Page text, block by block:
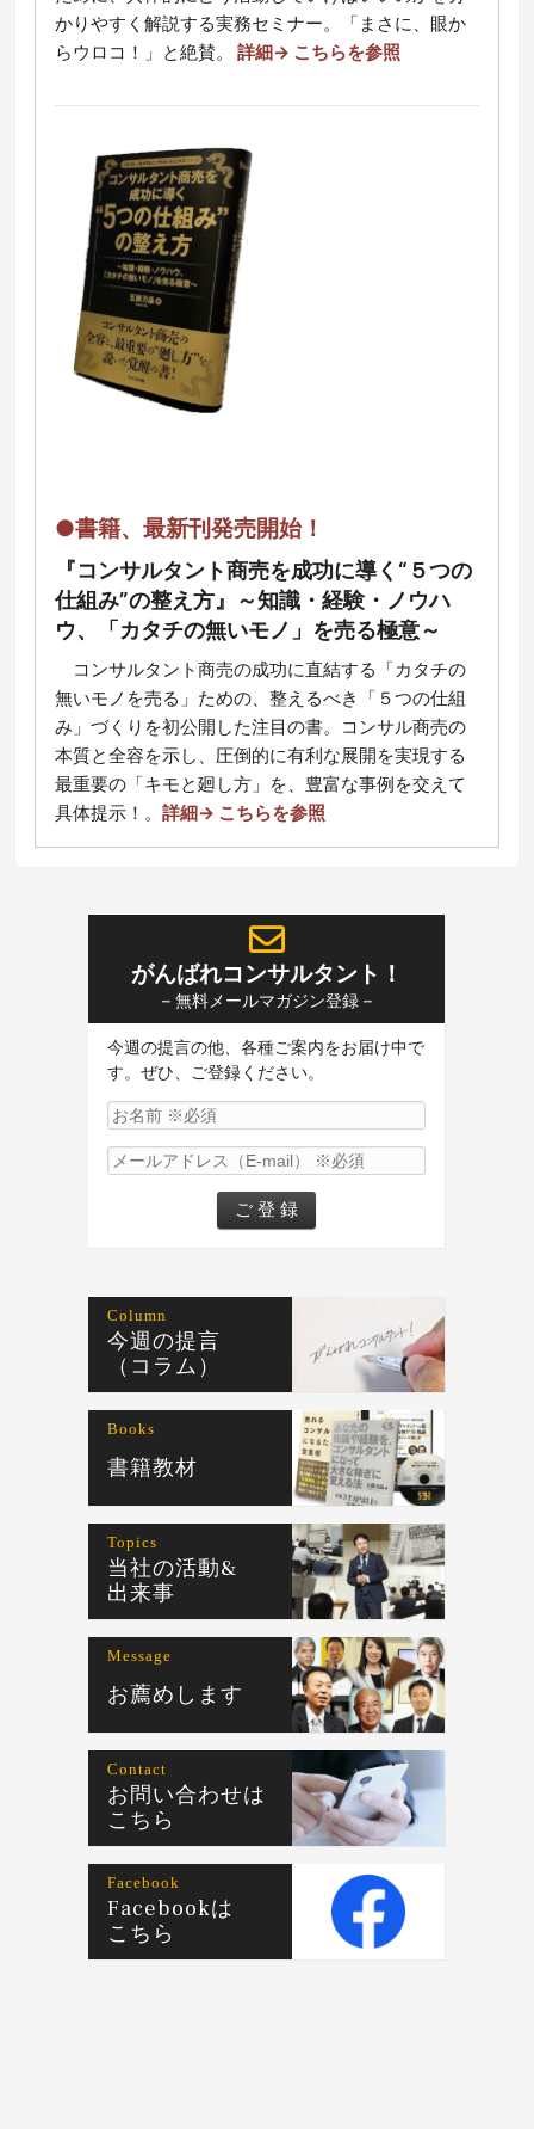
かりやすく解説する実務セミナー。「まさに、眼か
らウロコ！」と絶賛。
詳細→ こちらを参照
●書籍、最新刊発売開始！
『コンサルタント商売を成功に導く“５つの
仕組み”の整え方』～知識・経験・ノウハ
ウ、「カタチの無いモノ」を売る極意～
コ ンサルタント商売の成功に直結する「カタチの
無いモノを売る」ための、整えるべき「５つの仕組
み」づくりを初公開した注目の書。コンサル商売の
本質と全容を示し、圧倒的に有利な展開を実現する
最重要の「キモと廻し方」を、豊富な事例を交えて
具体提示！ 。詳細→ こちらを参照
がんばれコンサルタント！
– 無料メールマガジン登録 –
今週の提言の他、各種ご案内をお届け中で
す。ぜひ、ご登録ください。
Column
今週の提言
（コラム）
Books
書籍教材
Topics
当社の活動&
出来事
Message
お薦めします
Contact
お問い合わせは
こちら
Facebook
Facebookは
こちら